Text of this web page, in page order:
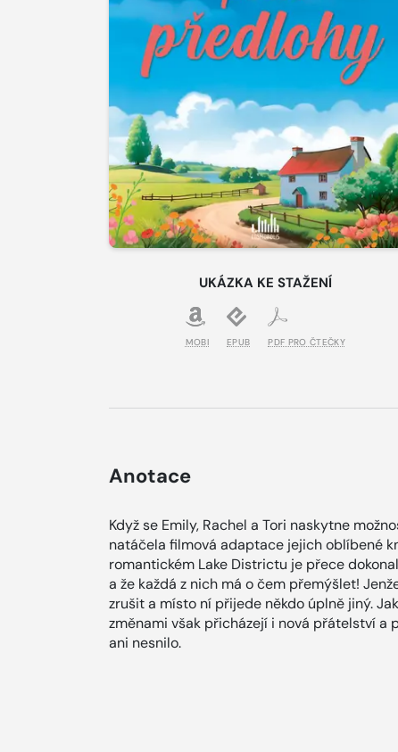
UKÁZKA KE STAŽENÍ
MOBI EPUB PDF PRO ČTEČKY
Anotace
Když se Emily, Rachel a Tori naskytne
natáčela filmová adaptace jejich oblíbené
romantickém Lake Districtu je přece
a že každá z nich má o čem přemýšlet!
zrušit a místo ní přijede někdo úplně jiný.
změnami však přicházejí i nová přátelství
ani nesnilo.